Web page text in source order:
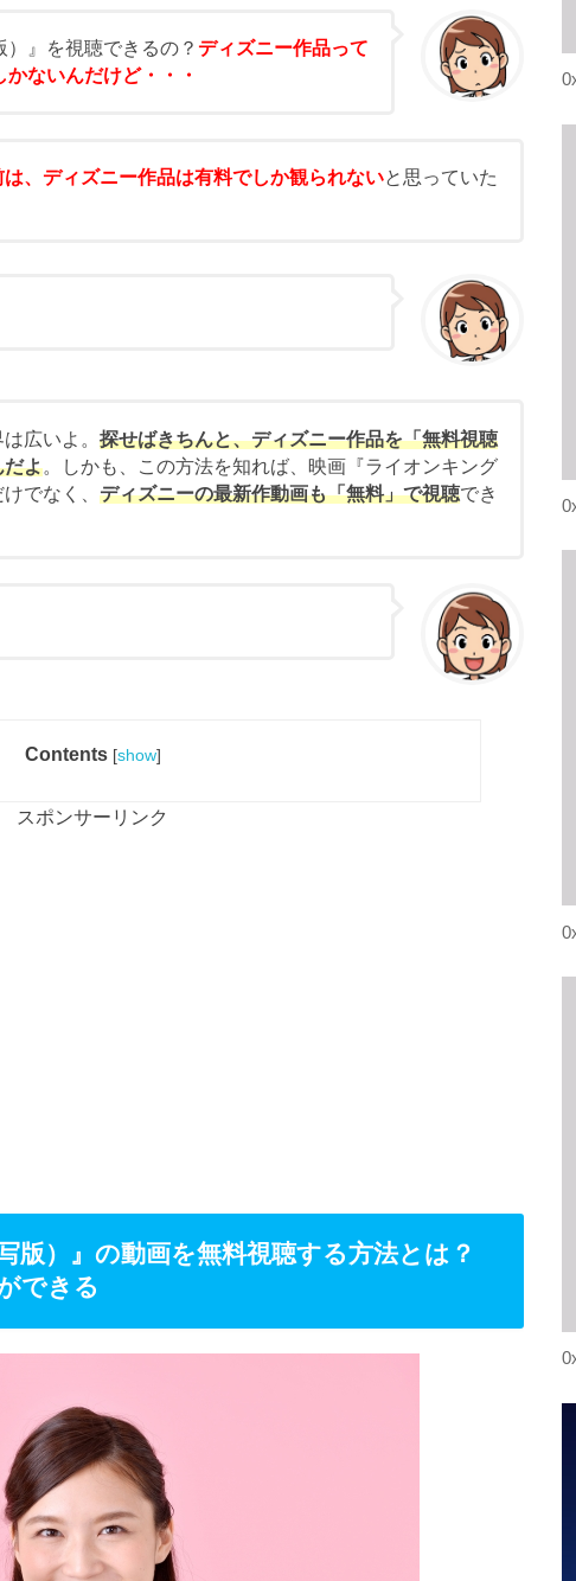
）』を視聴できるの？ディズニー作品って
ないんだけど・・・
、ディズニー作品は有料でしか観られないと思っていた
は広いよ。探せばきちんと、ディズニー作品を「無料視聴
だよ。しかも、この方法を知れば、映画『ライオンキング
けでなく、ディズニーの最新作動画も「無料」で視聴でき
Contents [show]
スポンサーリンク
版）』の動画を無料視聴する方法とは？
できる